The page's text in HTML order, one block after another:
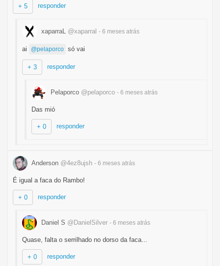
+ 5 responder
xaparraL @xaparral - 6 meses atrás
ai @pelaporco só vai
+ 3 responder
Pelaporco @pelaporco - 6 meses atrás
Das mió
+ 0 responder
Anderson @4ez8ujsh - 6 meses atrás
É igual a faca do Rambo!
+ 0 responder
Daniel S @DanielSilver - 6 meses atrás
Quase, falta o serrilhado no dorso da faca...
+ 0 responder